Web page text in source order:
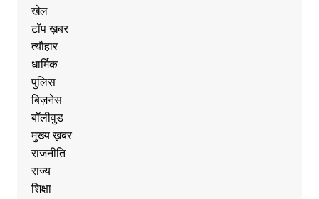
खेल
टॉप ख़बर
त्यौहार
धार्मिक
पुलिस
बिज़नेस
बॉलीवुड
मुख्य ख़बर
राजनीति
राज्य
शिक्षा